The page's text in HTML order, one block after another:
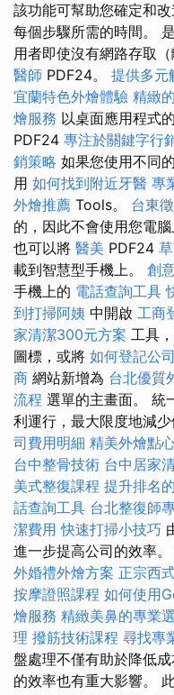
該功能可幫助您確定和
每個步驟所需的時間。
用者即使沒有網路存取
醫師 PDF24。 提供多元
宜蘭特色外燴體驗 精緻
燴服務 以桌面應用程式
PDF24 專注於關鍵字行
銷策略 如果您使用不同
用 如何找到附近牙醫 專
外燴推薦 Tools。 台東
的，因此不會使用您電腦
也可以將 醫美 PDF24
載到智慧型手機上。 創
手機上的 電話查詢工具
到打掃阿姨 中開啟 工商
家清潔300元方案 工具
圖標，或將 如何登記公
商 網站新增為 台北優質
流程 選單的主畫面。 統
利運行，最大限度地減
司費用明細 精美外燴點
台中整骨技術 台中居家
美式整復課程 提升排名
話查詢工具 台北整復師
潔費用 快速打掃小技巧
進一步提高公司的效率。
外婚禮外燴方案 正宗西
按摩證照課程 如何使用
燴服務 精緻美鼻的專業
理 撥筋技術課程 尋找專
盤處理不僅有助於降低
的效率也有重大影響。